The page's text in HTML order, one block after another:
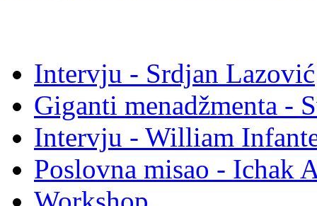
Intervju - Srdjan Lazović
Giganti menadžmenta -
Intervju - William
Poslovna misao - Ichak